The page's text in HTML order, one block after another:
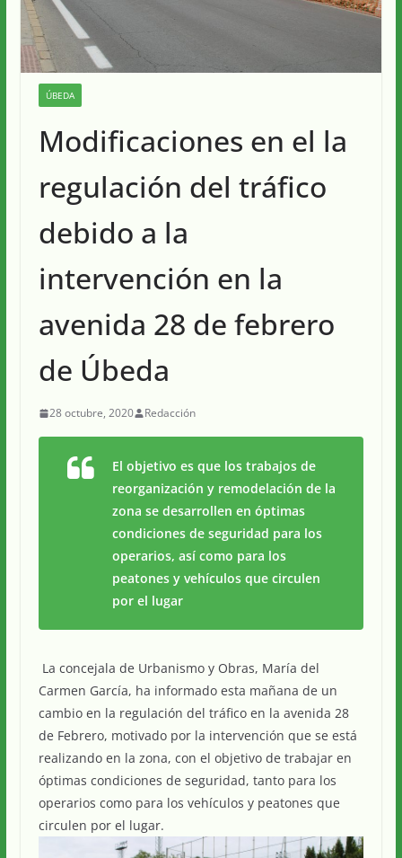
ÚBEDA
Modificaciones en el la
regulación del tráfico
debido a la
intervención en la
avenida 28 de febrero
de Úbeda
28 octubre, 2020 Redacción
El objetivo es que los trabajos de
reorganización y remodelación de la
zona se desarrollen en óptimas
condiciones de seguridad para los
operarios, así como para los
peatones y vehículos que circulen
por el lugar
La concejala de Urbanismo y Obras, María del
Carmen García, ha informado esta mañana de un
cambio en la regulación del tráfico en la avenida 28
de Febrero, motivado por la intervención que se está
realizando en la zona, con el objetivo de trabajar en
óptimas condiciones de seguridad, tanto para los
operarios como para los vehículos y peatones que
circulen por el lugar.